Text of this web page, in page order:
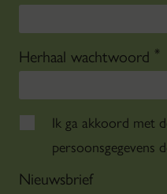
Herhaal wachtwoord *
Ik ga akkoord met
persoonsgegevens
Nieuwsbrief